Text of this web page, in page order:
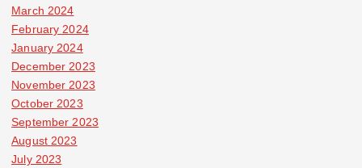
March 2024
February 2024
January 2024
December 2023
November 2023
October 2023
September 2023
August 2023
July 2023